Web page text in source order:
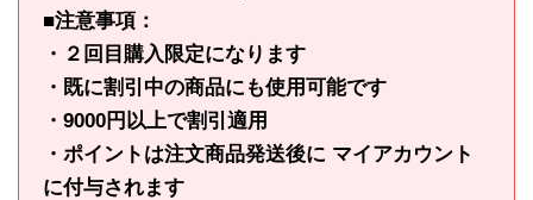
■注意事項：
・２回目購入限定になります
・既に割引中の商品にも使用可能です
・9000円以上で割引適用
・ポイントは注文商品発送後に マイアカウント
に付与されます